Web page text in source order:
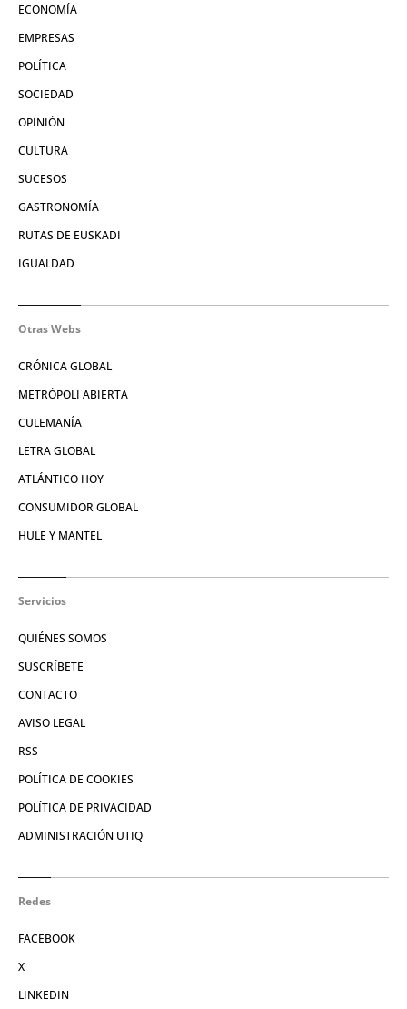
ECONOMÍA
EMPRESAS
POLÍTICA
SOCIEDAD
OPINIÓN
CULTURA
SUCESOS
GASTRONOMÍA
RUTAS DE EUSKADI
IGUALDAD
Otras Webs
CRÓNICA GLOBAL
METRÓPOLI ABIERTA
CULEMANÍA
LETRA GLOBAL
ATLÁNTICO HOY
CONSUMIDOR GLOBAL
HULE Y MANTEL
Servicios
QUIÉNES SOMOS
SUSCRÍBETE
CONTACTO
AVISO LEGAL
RSS
POLÍTICA DE COOKIES
POLÍTICA DE PRIVACIDAD
ADMINISTRACIÓN UTIQ
Redes
FACEBOOK
X
LINKEDIN